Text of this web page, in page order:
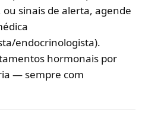
ou sinais de alerta, agende
endocrinologista).
hormonais por
— sempre com